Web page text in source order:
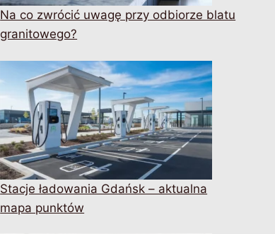
Na co zwrócić uwagę przy odbiorze blatu
granitowego?
Stacje ładowania Gdańsk – aktualna
mapa punktów